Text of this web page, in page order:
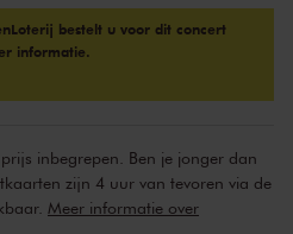
bestelt u voor dit concert
informatie.
inbegrepen. Ben je jonger dan
zijn 4 uur van tevoren via de
Meer informatie over